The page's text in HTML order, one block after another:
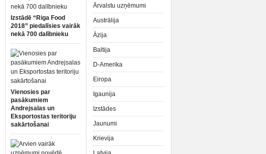
Izstādē “Riga Food
2018” piedalīsies vairāk
nekā 700 dalībnieku
Vienosies par
pasākumiem
Andrejsalas un
Eksportostas teritoriju
sakārtošanai
Ārvalstu uzņēmumi
Austrālija
Āzija
Baltija
D-Amerika
Eiropa
Igaunija
Izstādes
Jaunumi
Krievija